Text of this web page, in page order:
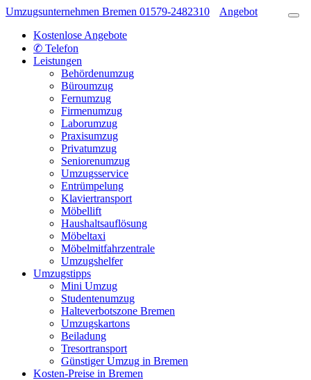
Umzugsunternehmen Bremen 01579-2482310
Angebot
Kostenlose Angebote
✆ Telefon
Leistungen
Behördenumzug
Büroumzug
Fernumzug
Firmenumzug
Laborumzug
Praxisumzug
Privatumzug
Seniorenumzug
Umzugsservice
Entrümpelung
Klaviertransport
Möbellift
Haushaltsauflösung
Möbeltaxi
Möbelmitfahrzentrale
Umzugshelfer
Umzugstipps
Mini Umzug
Studentenumzug
Halteverbotszone Bremen
Umzugskartons
Beiladung
Tresortransport
Günstiger Umzug in Bremen
Kosten-Preise in Bremen